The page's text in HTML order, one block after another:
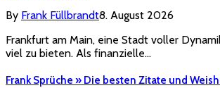
By Frank Füllbrandt8. August 2026
Frankfurt am Main, eine Stadt voller
viel zu bieten. Als finanzielle…
Frank Sprüche » Die besten Zitate und